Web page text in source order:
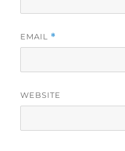
EMAIL *
WEBSITE